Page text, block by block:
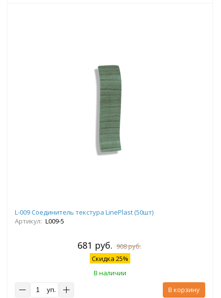
L-009 Соединитель текстура LinePlast (50шт)
Артикул: L009-5
681 руб. 908 руб.
Скидка 25%
В наличии
уп.
В корзину